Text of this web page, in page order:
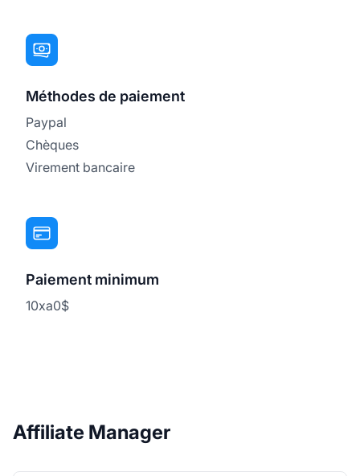
Méthodes de paiement
Paypal
Chèques
Virement bancaire
Paiement minimum
10xa0$
Affiliate Manager